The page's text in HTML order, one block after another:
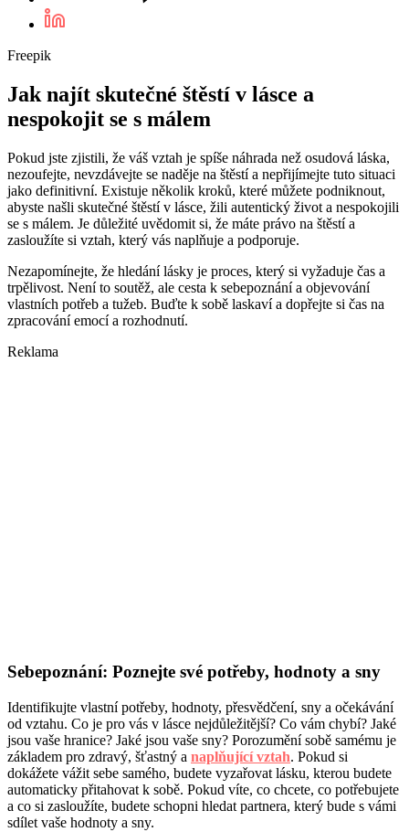
Freepik
Jak najít skutečné štěstí v lásce a
nespokojit se s málem
Pokud jste zjistili, že váš vztah je spíše náhrada než osudová láska,
nezoufejte, nevzdávejte se naděje na štěstí a nepřijímejte tuto situaci
jako definitivní. Existuje několik kroků, které můžete podniknout,
abyste našli skutečné štěstí v lásce, žili autentický život a nespokojili
se s málem. Je důležité uvědomit si, že máte právo na štěstí a
zasloužíte si vztah, který vás naplňuje a podporuje.
Nezapomínejte, že hledání lásky je proces, který si vyžaduje čas a
trpělivost. Není to soutěž, ale cesta k sebepoznání a objevování
vlastních potřeb a tužeb. Buďte k sobě laskaví a dopřejte si čas na
zpracování emocí a rozhodnutí.
Reklama
Sebepoznání: Poznejte své potřeby, hodnoty a sny
Identifikujte vlastní potřeby, hodnoty, přesvědčení, sny a očekávání
od vztahu. Co je pro vás v lásce nejdůležitější? Co vám chybí? Jaké
jsou vaše hranice? Jaké jsou vaše sny? Porozumění sobě samému je
základem pro zdravý, šťastný a naplňující vztah. Pokud si
dokážete vážit sebe samého, budete vyzařovat lásku, kterou budete
automaticky přitahovat k sobě. Pokud víte, co chcete, co potřebujete
a co si zasloužíte, budete schopni hledat partnera, který bude s vámi
sdílet vaše hodnoty a sny.